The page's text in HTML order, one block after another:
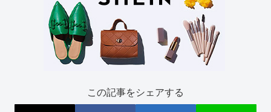
この記事をシェアする